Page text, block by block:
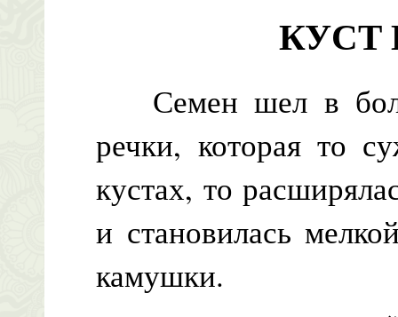
КУСТ
Семен шел в
речки, которая то
кустах, то
и становилась
камушки.